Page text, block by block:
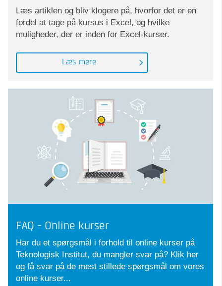
Læs artiklen og bliv klogere på, hvorfor det er en
fordel at tage på kursus i Excel, og hvilke
muligheder, der er inden for Excel-kurser.
Læs mere
FAQ - Online kurser
Har du et spørgsmål i forhold til online kurser på
Teknologisk Institut, du mangler svar på? Klik her
og få svar på de mest stillede spørgsmål om vores
online kurser...